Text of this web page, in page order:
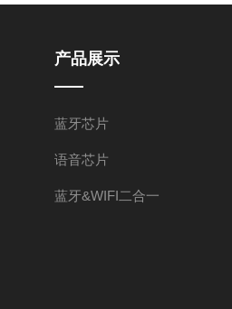
产品展示
蓝牙芯片
语音芯片
蓝牙&WIFI二合一